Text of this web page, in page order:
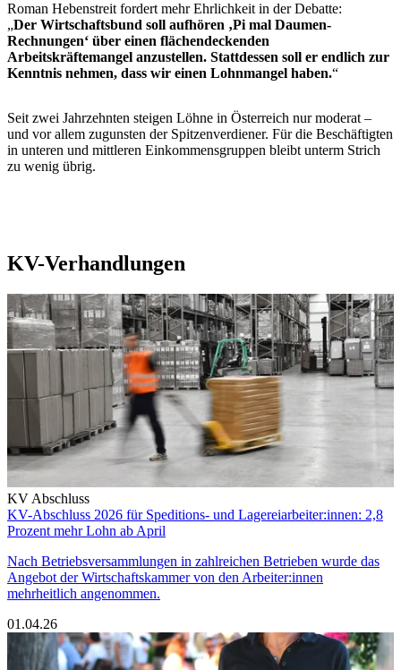
Roman Hebenstreit fordert mehr Ehrlichkeit in der Debatte:
„Der Wirtschaftsbund soll aufhören ‚Pi mal Daumen-
Rechnungen‘ über einen flächendeckenden
Arbeitskräftemangel anzustellen. Stattdessen soll er endlich zur
Kenntnis nehmen, dass wir einen Lohnmangel haben.“
Seit zwei Jahrzehnten steigen Löhne in Österreich nur moderat –
und vor allem zugunsten der Spitzenverdiener. Für die Beschäftigten
in unteren und mittleren Einkommensgruppen bleibt unterm Strich
zu wenig übrig.
KV-Verhandlungen
KV Abschluss
KV-Abschluss 2026 für Speditions- und Lagereiarbeiter:innen: 2,8
Prozent mehr Lohn ab April
Nach Betriebsversammlungen in zahlreichen Betrieben wurde das
Angebot der Wirtschaftskammer von den Arbeiter:innen
mehrheitlich angenommen.
01.04.26